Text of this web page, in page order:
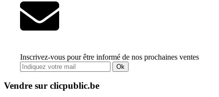
Inscrivez-vous pour être informé de nos prochaines ventes
Ok
Vendre sur clicpublic.be